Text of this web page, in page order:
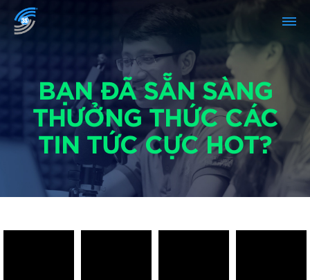
BẠN ĐÃ SẴN SÀNG
THƯỞNG THỨC CÁC
TIN TỨC CỰC HOT?